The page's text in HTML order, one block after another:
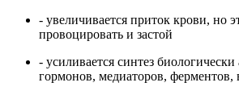
- увеличивается приток крови, но
провоцировать и застой
- усиливается синтез
гормонов, медиаторов, ферментов,